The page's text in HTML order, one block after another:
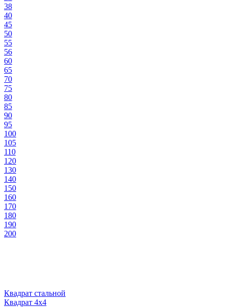
38
40
45
50
55
56
60
65
70
75
80
85
90
95
100
105
110
120
130
140
150
160
170
180
190
200
Квадрат стальной
Квадрат 4х4